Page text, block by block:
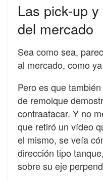
Las pick-up
del mercado
Sea como sea,
al mercado, como
Pero es que
de remolque
contraatacar. Y no
que retiró un vídeo
el mismo, se veía
dirección tipo
sobre su eje